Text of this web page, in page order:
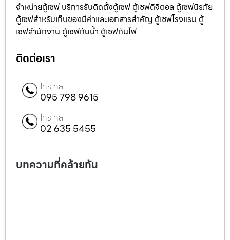
จำหน่ายตู้เซฟ บริการรับติดตั้งตู้เซฟ ตู้เซฟดิจิตอล ตู้เซฟนิรภัย
ตู้เซฟสำหรับเก็บของมีค่าและเอกสารสำคัญ ตู้เซฟโรงแรม ตู้
เซฟสำนักงาน ตู้เซฟกันน้ำ ตู้เซฟกันไฟ
ติดต่อเรา
โทร คลิก
095 798 9615
โทร คลิก
02 635 5455
บทความที่คล้ายกัน